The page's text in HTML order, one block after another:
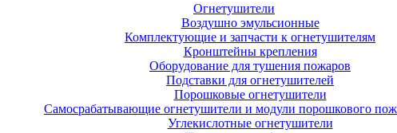
Огнетушители
Воздушно эмульсионные
Комплектующие и запчасти к огнетушителям
Кронштейны крепления
Оборудование для тушения пожаров
Подставки для огнетушителей
Порошковые огнетушители
Самосрабатывающие огнетушители и модули порошкового
Углекислотные огнетушители